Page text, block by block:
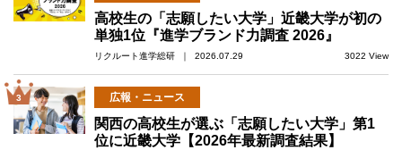
高校生の「志願したい大学」近畿大学が初の
単独1位『進学ブランド力調査 2026』
リクルート進学総研 ｜ 2026.07.29 3022 View
3 広報・ニュース
関西の高校生が選ぶ「志願したい大学」第1
位に近畿大学【2026年最新調査結果】